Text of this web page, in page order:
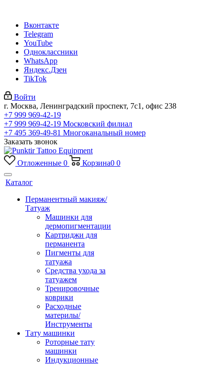
Вконтакте
Telegram
YouTube
Одноклассники
WhatsApp
Яндекс.Дзен
TikTok
Войти
г. Москва, Ленинградский проспект, 7с1, офис 238
+7 999 969-42-19
+7 999 969-42-19 Московский филиал
+7 495 369-49-81 Многоканальный номер
Заказать звонок
Отложенные 0 Корзина0 0
Каталог
Перманентный макияж/
Татуаж
Машинки для
дермопигментации
Картриджи для
перманента
Пигменты для
татуажа
Средства ухода за
татуажем
Тренировочные
коврики
Расходные
материлы/
Инструменты
Тату машинки
Роторные тату
машинки
Индукционные